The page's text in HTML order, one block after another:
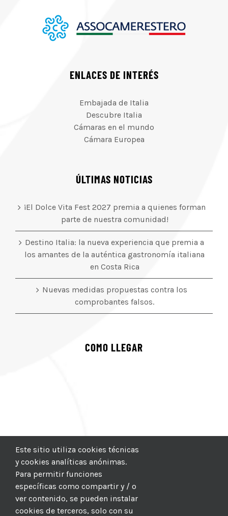
ENLACES DE INTERÉS
Embajada de Italia
Descubre Italia
Cámaras en el mundo
Cámara Europea
ÚLTIMAS NOTICIAS
¡El Dolce Vita Fest 2027 premia a quienes forman
parte de nuestra comunidad!
Destino Italia: la nueva experiencia que premia a
los amantes de la auténtica gastronomía italiana
en Costa Rica
Nuevas medidas propuestas contra los
comprobantes falsos.
COMO LLEGAR
Este sitio utiliza cookies técnicas
y cookies analíticas anónimas.
Para permitir funciones
específicas como compartir y / o
ver contenido, se pueden instalar
cookies de terceros, solo con su